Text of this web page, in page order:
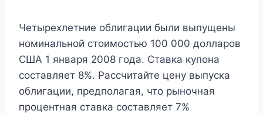
Четырехлетние облигации были выпущены
номинальной стоимостью 100 000 долларов
США 1 января 2008 года. Ставка купона
составляет 8%. Рассчитайте цену выпуска
облигации, предполагая, что рыночная
процентная ставка составляет 7%